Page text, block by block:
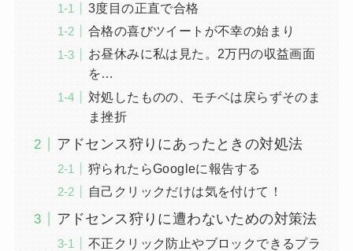
3度目の正直で合格
合格の喜びツイートが不幸の始まり
お昼休みに私は見た。2万円の収益画面
を…
対処したものの、モチベは戻らずそのま
ま挫折
アドセンス狩りにあったときの対処法
狩られたらGoogleに報告する
自己クリックだけは気を付けて！
アドセンス狩りに遭わないための対策法
不正クリック防止やブロックできるプラ